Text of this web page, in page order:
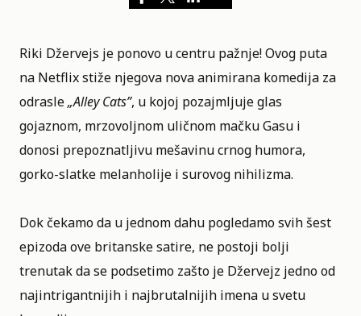
Riki Džervejs je ponovo u centru pažnje! Ovog puta
na Netflixstiže njegova nova animirana komedija za
odrasle„Alley Cats”, u kojoj pozajmljuje glas
gojaznom, mrzovoljnom uličnom mačku Gasu i
donosi prepoznatljivu mešavinu crnog humora,
gorko-slatke melanholije i surovog nihilizma.
Dok čekamo da u jednom dahu pogledamo svih šest
epizoda ove britanske satire, ne postoji bolji
trenutak da se podsetimo zašto je Džervejz jedno od
najintrigantnijih i najbrutalnijih imena u svetu